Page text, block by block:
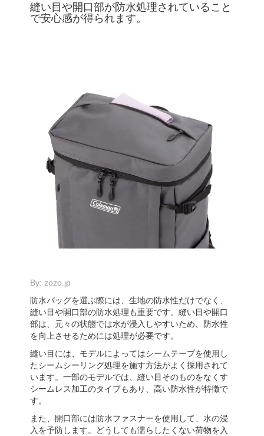
縫い目や開口部が防水処理されていること
で安心感が得られます。
By: zozo.jp
防水バッグを選ぶ際には、生地の防水性だけでなく、
縫い目や開口部の防水処理も重要です。縫い目や開口
部は、元々の状態では水が浸入しやすいため、防水性
を向上させるためには処理が必要です。
縫い目には、モデルによってはシームテープを使用し
たシームシーリング処理を施す方法がよく採用されて
います。一部のモデルでは、縫い目そのものをなくす
シームレス加工のタイプもあり、高い防水性が特徴で
す。
また、開口部には防水ファスナーを使用して、水の浸
入を予防します。どうしても濡らしたくない荷物を入